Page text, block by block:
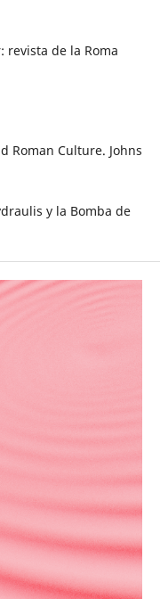
revista de la Roma
Roman Culture. Johns
y la Bomba de